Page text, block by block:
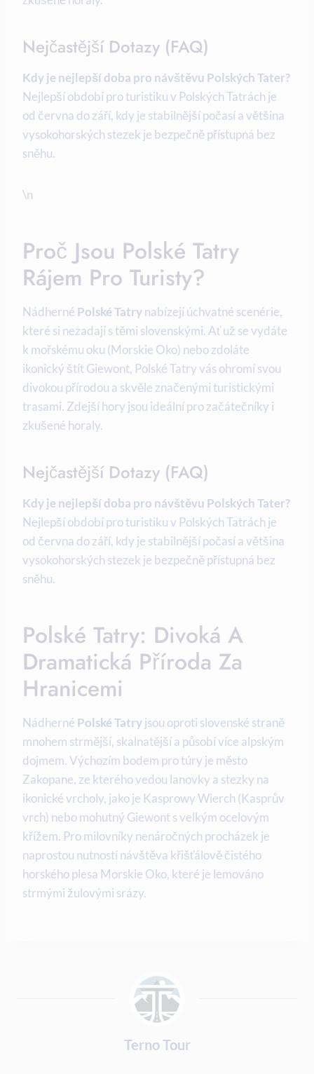
Nejčastější Dotazy (FAQ)
Kdy je nejlepší doba pro návštěvu Polských Tater?
Nejlepší období pro turistiku v Polských Tatrách je
od června do září, kdy je stabilnější počasí a většina
vysokohorských stezek je bezpečně přístupná bez
sněhu.
\n
Proč Jsou Polské Tatry
Rájem Pro Turisty?
Nádherné Polské Tatrynabízejí úchvatné scenérie,
které si nezadají s těmi slovenskými. Ať už se vydáte
k mořskému oku (Morskie Oko) nebo zdoláte
ikonický štít Giewont, Polské Tatry vás ohromí svou
divokou přírodou a skvěle značenými turistickými
trasami. Zdejší hory jsou ideální pro začátečníky i
zkušené horaly.
Nejčastější Dotazy (FAQ)
Kdy je nejlepší doba pro návštěvu Polských Tater?
Nejlepší období pro turistiku v Polských Tatrách je
od června do září, kdy je stabilnější počasí a většina
vysokohorských stezek je bezpečně přístupná bez
sněhu.
Polské Tatry: Divoká A
Dramatická Příroda Za
Hranicemi
Nádherné Polské Tatryjsou oproti slovenské straně
mnohem strmější, skalnatější a působí více alpským
dojmem. Výchozím bodem pro túry je město
Zakopane, ze kterého vedou lanovky a stezky na
ikonické vrcholy, jako je Kasprowy Wierch (Kasprův
vrch) nebo mohutný Giewont s velkým ocelovým
křížem. Pro milovníky nenáročných procházek je
naprostou nutností návštěva křišťálově čistého
horského plesa Morskie Oko, které je lemováno
strmými žulovými srázy.
Terno Tour